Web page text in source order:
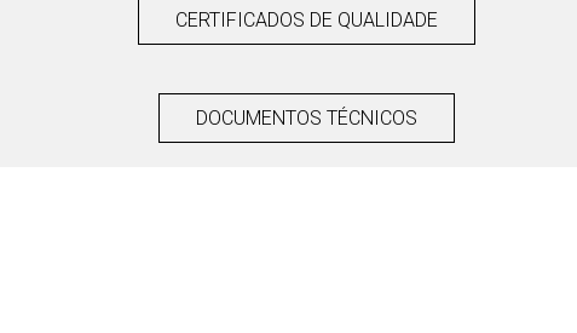
CERTIFICADOS DE QUALIDADE
DOCUMENTOS TÉCNICOS